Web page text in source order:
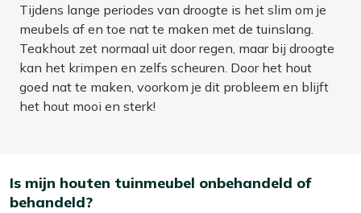
Tijdens lange periodes van droogte is het slim om je
meubels af en toe nat te maken met de tuinslang.
Teakhout zet normaal uit door regen, maar bij droogte
kan het krimpen en zelfs scheuren. Door het hout
goed nat te maken, voorkom je dit probleem en blijft
het hout mooi en sterk!
Is mijn houten tuinmeubel onbehandeld of
behandeld?